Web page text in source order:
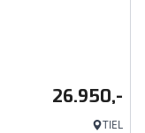
26.950,-
TIEL